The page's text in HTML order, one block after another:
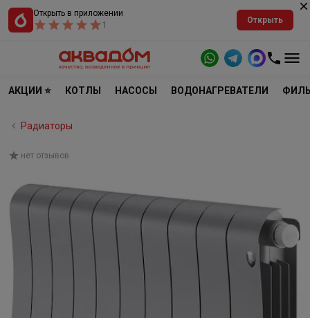
Открыть в приложении
1
Открыть
АКЦИИ ⭐ КОТЛЫ НАСОСЫ ВОДОНАГРЕВАТЕЛИ
Радиаторы
нет отзывов